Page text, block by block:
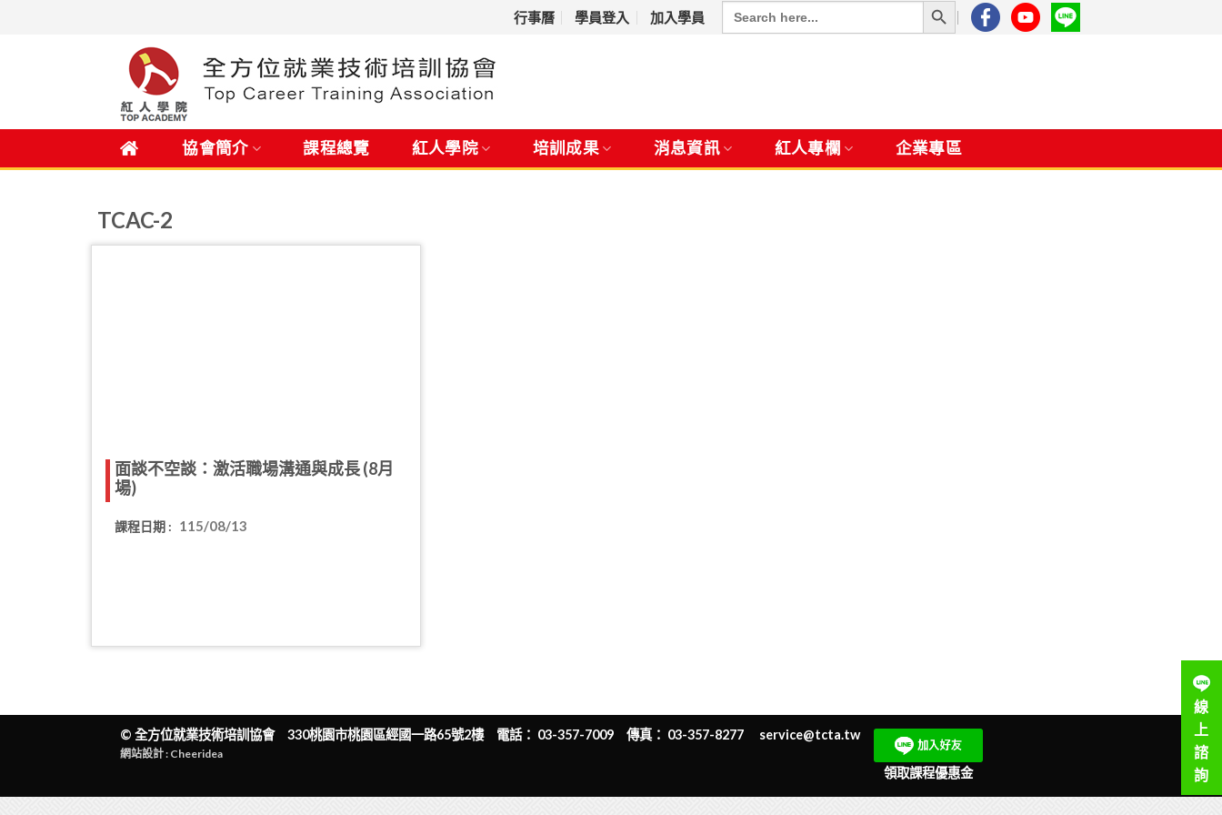
行事曆 學員登入 加入學員
Search
for:
. 協會簡介 課程總覽 紅人學院 培訓成果 消息資訊 紅人專欄 企業專區
TCAC-2
面談不空談：激活職場溝通與成長 (8月
場)
課程日期 : 115/08/13
© 全方位就業技術培訓協會330桃園市桃園區經國一路65號2樓 電話： 03-357-7009 傳真： 03-357-8277 service@tcta.tw
領取課程優惠金
網站設計 : Cheeridea
線
上
諮
詢